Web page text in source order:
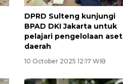
DPRD Sulteng kunjungi
BPAD DKI Jakarta untuk
pelajari pengelolaan aset
daerah
10 October 2025 12:17 WIB